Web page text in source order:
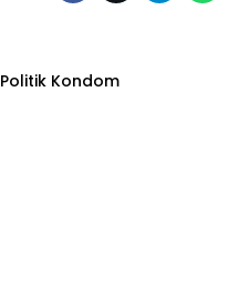
Politik Kondom